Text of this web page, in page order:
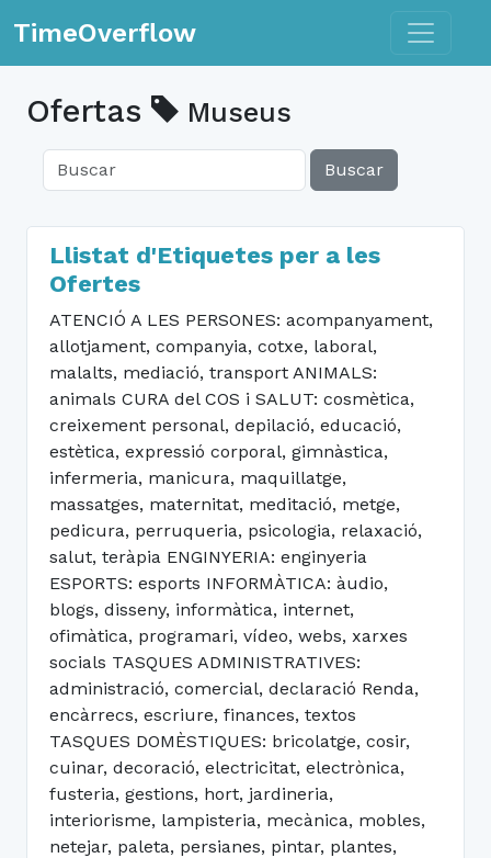
TimeOverflow Toggle
Ofertas Museus
Buscar
Llistat d'Etiquetes per a les
Ofertes
ATENCIÓ A LES PERSONES: acompanyament,
allotjament, companyia, cotxe, laboral,
malalts, mediació, transport ANIMALS:
animals CURA del COS i SALUT: cosmètica,
creixement personal, depilació, educació,
estètica, expressió corporal, gimnàstica,
infermeria, manicura, maquillatge,
massatges, maternitat, meditació, metge,
pedicura, perruqueria, psicologia, relaxació,
salut, teràpia ENGINYERIA: enginyeria
ESPORTS: esports INFORMÀTICA: àudio,
blogs, disseny, informàtica, internet,
ofimàtica, programari, vídeo, webs, xarxes
socials TASQUES ADMINISTRATIVES:
administració, comercial, declaració Renda,
encàrrecs, escriure, finances, textos
TASQUES DOMÈSTIQUES: bricolatge, cosir,
cuinar, decoració, electricitat, electrònica,
fusteria, gestions, hort, jardineria,
interiorisme, lampisteria, mecànica, mobles,
netejar, paleta, persianes, pintar, plantes,